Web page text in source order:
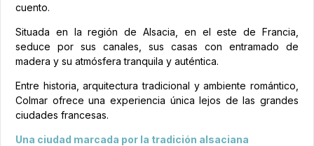
cuento.
Situada en la región de Alsacia, en el este de Francia,
seduce por sus canales, sus casas con entramado de
madera y su atmósfera tranquila y auténtica.
Entre historia, arquitectura tradicional y ambiente romántico,
Colmar ofrece una experiencia única lejos de las grandes
ciudades francesas.
Una ciudad marcada por la tradición alsaciana